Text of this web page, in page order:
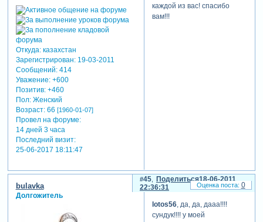
Откуда:казахстан
Зарегистрирован: 19-03-2011
Сообщений:414
Уважение: +600
Позитив: +460
Пол:Женский
Возраст:66 [1960-01-07]
Провел на форуме:
14 дней 3 часа
Последний визит:
25-06-2017 18:11:47
каждой из вас! спасибо
вам!!!
Поделиться
45
18-06-2011
22:36:31
bulavka
Долгожитель
lotos56, да, да, дааа!!!!
сундук!!!! у моей
0